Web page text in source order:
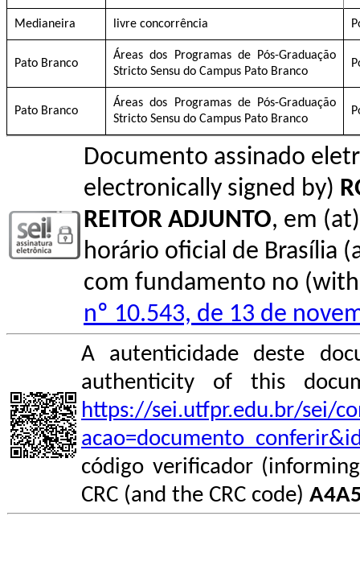
Medianeira livre concorrência
Pato Branco
Áreas dos Programas de Pós-Graduação
Stricto Sensu do Campus Pato Branco
Pato Branco
Áreas dos Programas de Pós-Graduação
Stricto Sensu do Campus Pato Branco
Documento assinado
electronically signed by)
REITOR ADJUNTO, em
horário oficial de Brasília
com fundamento no
nº 10.543, de 13 de
A autenticidade deste
authenticity of this
https://sei.utfpr.edu.br/sei/
código verificador
CRC (and the CRC code)